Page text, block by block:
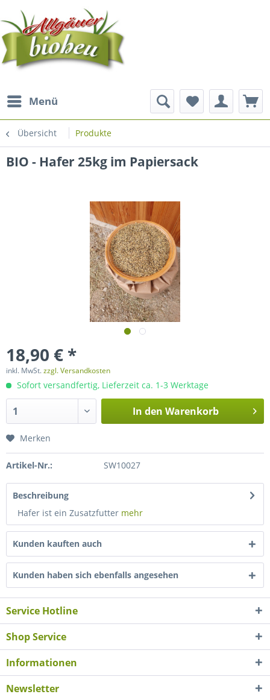
Menü
Übersicht Produkte
BIO - Hafer 25kg im Papiersack
18,90 € *
inkl. MwSt.zzgl. Versandkosten
Sofort versandfertig, Lieferzeit ca. 1-3 Werktage
In den Warenkorb
Merken
Artikel-Nr.: SW10027
Beschreibung
Hafer ist ein Zusatzfutter mehr
Kunden kauften auch
Kunden haben sich ebenfalls angesehen
Service Hotline
Shop Service
Informationen
Newsletter